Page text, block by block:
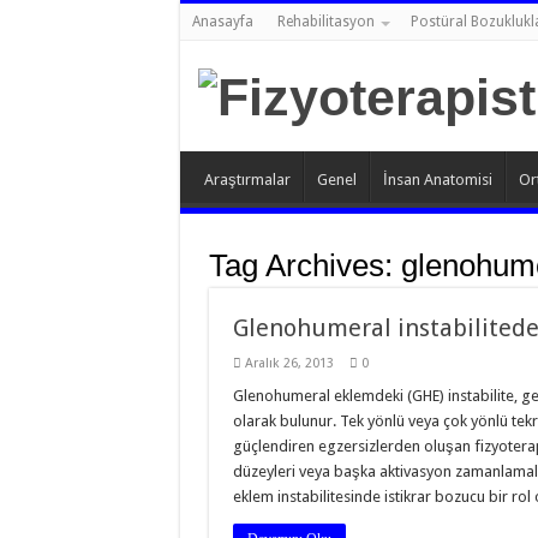
Anasayfa Rehabilitasyon Postüral
Araştırmalar Genel İnsan Anatomisi
Tag Archives:
Glenohumeral
Aralık 26, 2013 0
Glenohumeral eklemdeki (GHE) instabilite,
olarak bulunur. Tek yönlü veya çok yönlü
güçlendiren egzersizlerden oluşan
düzeyleri veya başka aktivasyon
eklem instabilitesinde istikrar bozucu bir rol